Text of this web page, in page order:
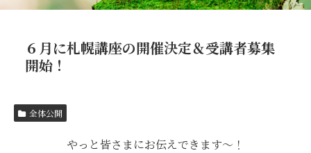
６月に札幌講座の開催決定＆受講者募集
開始！
全体公開
やっと皆さまにお伝えできます〜！